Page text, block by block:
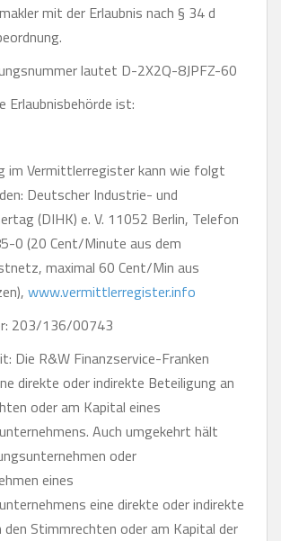
mit der Erlaubnis nach § 34 d
lautet D-2X2Q-8JPFZ-60
Erlaubnisbehörde ist:
im Vermittlerregister kann wie folgt
Deutscher Industrie- und
(DIHK) e. V. 11052 Berlin, Telefon
0 (20 Cent/Minute aus dem
maximal 60 Cent/Min aus
www.vermittlerregister.info
203/136/00743
Die R&W Finanzservice-Franken
direkte oder indirekte Beteiligung an
oder am Kapital eines
Auch umgekehrt hält
oder
eines
eine direkte oder indirekte
den Stimmrechten oder am Kapital der